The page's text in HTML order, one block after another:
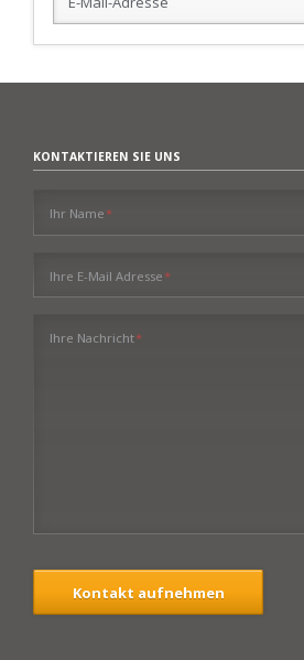
Mail-
KONTAKTIEREN SIE UNS
Pflichtfeld
Ihr Name*
Pflichtfeld
Ihre E-Mail Adresse*
Pflichtfeld
Ihre Nachricht*
Kontakt aufnehmen